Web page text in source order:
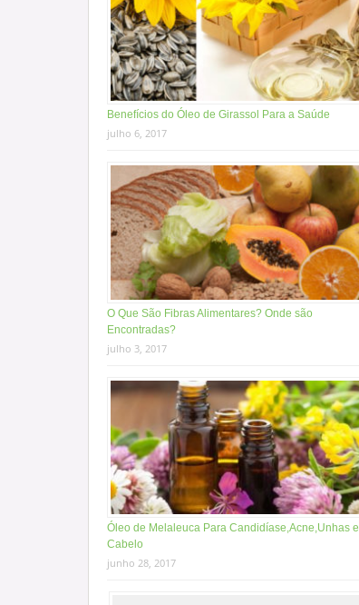
Benefícios do Óleo de Girassol Para a Saúde
julho 6, 2017
O Que São Fibras Alimentares? Onde são
Encontradas?
julho 3, 2017
Óleo de Melaleuca Para Candidíase,Acne,Unhas e
Cabelo
junho 28, 2017